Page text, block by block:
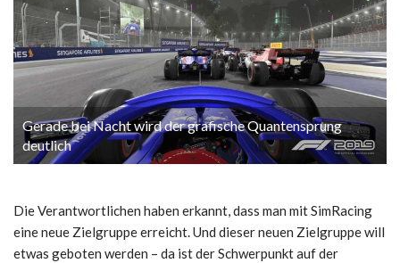
Gerade bei Nacht wird der grafische Quantensprung
deutlich
Die Verantwortlichen haben erkannt, dass man mit SimRacing
eine neue Zielgruppe erreicht. Und dieser neuen Zielgruppe will
etwas geboten werden – da ist der Schwerpunkt auf der